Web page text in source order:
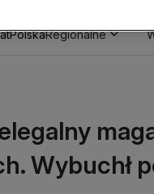
PolskaRegionalne
Wybuchł